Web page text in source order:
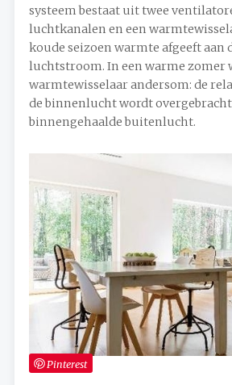
Pinterest
systeem bestaat uit twee
luchtkanalen en een
koude seizoen warmte afgeeft aan
luchtstroom. In een warme zomer
warmtewisselaar andersom: de
de binnenlucht wordt
binnengehaalde buitenlucht.